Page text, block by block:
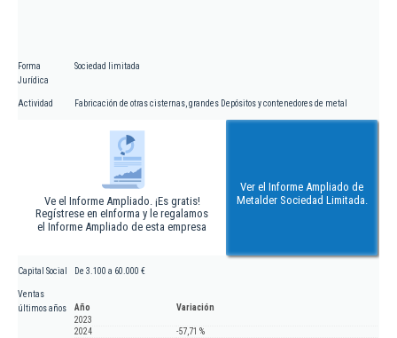
Forma
Jurídica
Sociedad limitada
Actividad Fabricación de otras cisternas, grandes Depósitos y contenedores de metal
Ve el Informe Ampliado. ¡Es gratis!
Regístrese en eInforma y le regalamos
el Informe Ampliado de esta empresa
Ver el Informe Ampliado de
Metalder Sociedad Limitada.
Capital Social De 3.100 a 60.000 €
Ventas
últimos años
Año
Variación
2023
2024
-57,71 %